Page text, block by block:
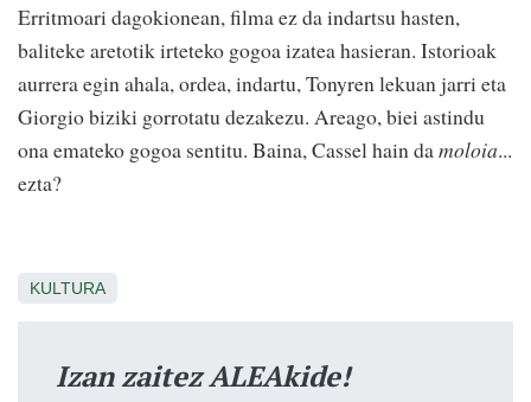
Erritmoari dagokionean, filma ez da indartsu hasten,
baliteke aretotik irteteko gogoa izatea hasieran. Istorioak
aurrera egin ahala, ordea, indartu, Tonyren lekuan jarri eta
Giorgio biziki gorrotatu dezakezu. Areago, biei astindu
ona emateko gogoa sentitu. Baina, Cassel hain damoloia...
ezta?
KULTURA
Izan zaitez ALEAkide!